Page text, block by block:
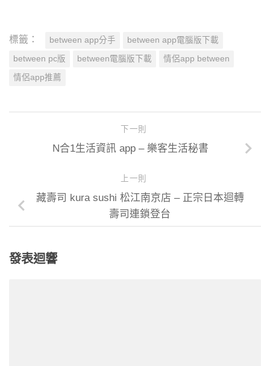
標籤： between app分手 between app電腦版下載
between pc版 between電腦版下載 情侶app between
情侶app推薦
下一則
N合1生活資訊 app – 樂客生活秘書
上一則
藏壽司 kura sushi 松江南京店 – 正宗日本迴轉
壽司連鎖登台
發表迴響